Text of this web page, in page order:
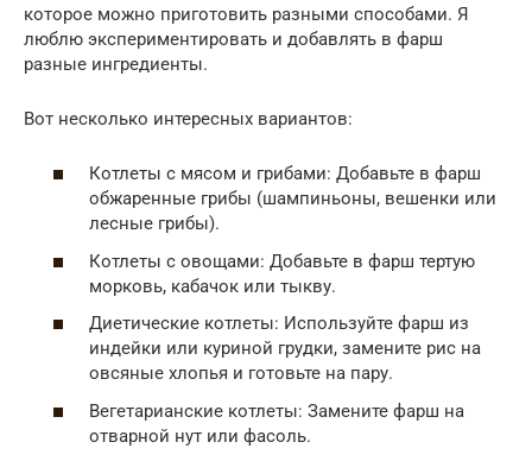
которое можно приготовить разными способами. Я
люблю экспериментировать и добавлять в фарш
разные ингредиенты.
Вот несколько интересных вариантов:
Котлеты с мясом и грибами: Добавьте в фарш
обжаренные грибы (шампиньоны, вешенки или
лесные грибы).
Котлеты с овощами: Добавьте в фарш тертую
морковь, кабачок или тыкву.
Диетические котлеты: Используйте фарш из
индейки или куриной грудки, замените рис на
овсяные хлопья и готовьте на пару.
Вегетарианские котлеты: Замените фарш на
отварной нут или фасоль.